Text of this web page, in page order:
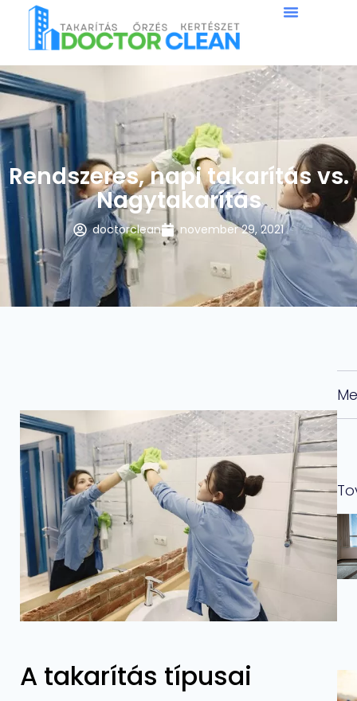
Rendszeres, napi takarítás vs.
Nagytakarítás
doctorclean november 29, 2021
A takarítás típusai